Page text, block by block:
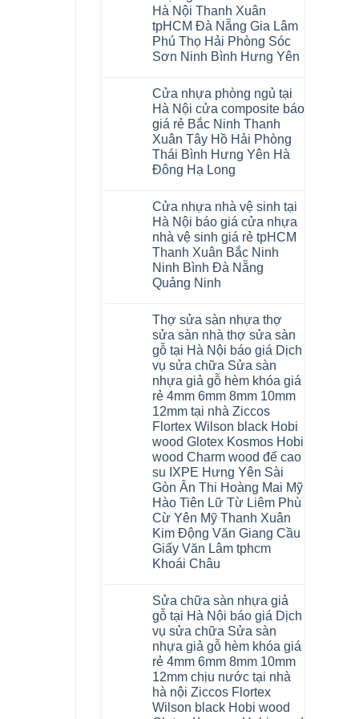
Thanh
Hóa
Quỳnh
Phụ
Phú
Thọ
Tuyên
Quang
Việt
Nam
khóa
4mm
6mm
đế
cao
su
và
cửa
nhựa
composite
giả
vân
không
gian
sang
trọng
Hà Nội Thanh Xuân
tpHCM Đà Nẵng Gia Lâm
Phú Thọ Hải Phòng Sóc
Sơn Ninh Bình Hưng Yên
bình
luận
ở
Sàn
nhựa
Glotex
4mm
giá
bao
nhựa
giả
gỗ
Glotex
có
tốt
không
sàn
nhựa
nước
nào
Hà
Nội
Thanh
Xuân
tpHCM
Đà
Nẵng
Gia
Lâm
Phú
Thọ
Hải
Phòng
Sóc
Sơn
Ninh
Bình
Hưng
Yên
Cửa nhựa phòng ngủ tại
Hà Nội cửa composite báo
giá rẻ Bắc Ninh Thanh
Xuân Tây Hồ Hải Phòng
Thái Bình Hưng Yên Hà
Đông Hạ Long
bình
luận
ở
Cửa
nhựa
phòng
ngủ
tại
Hà
composite
báo
giá
rẻ
Bắc
Ninh
Thanh
Xuân
Tây
Hồ
Hải
Thái
Bình
Hưng
Yên
Hà
Đông
Hạ
Long
Cửa nhựa nhà vệ sinh tại
Hà Nội báo giá cửa nhựa
nhà vệ sinh giá rẻ tpHCM
Thanh Xuân Bắc Ninh
Ninh Bình Đà Nẵng
Quảng Ninh
bình
luận
ở
Cửa
nhựa
nhà
vệ
sinh
tại
Hà
Nội
báo
giá
cửa
nhựa
nhà
vệ
sinh
giá
rẻ
tpHCM
Thanh
Xuân
Bắc
Ninh
Đà
Nẵng
Quảng
Ninh
Thợ sửa sàn nhựa thợ
sửa sàn nhà thợ sửa sàn
gỗ tại Hà Nội báo giá Dịch
vụ sửa chữa Sửa sàn
nhựa giả gỗ hèm khóa giá
rẻ 4mm 6mm 8mm 10mm
12mm tại nhà Ziccos
Flortex Wilson black Hobi
wood Glotex Kosmos Hobi
wood Charm wood đế cao
su IXPE Hưng Yên Sài
Gòn Ân Thi Hoàng Mai Mỹ
Hào Tiên Lữ Từ Liêm Phù
Cừ Yên Mỹ Thanh Xuân
Kim Động Văn Giang Cầu
Giấy Văn Lâm tphcm
Khoái Châu
bình
luận
ở
Thợ
sửa
sàn
nhựa
thợ
sửa
sàn
nhà
thợ
Sửa chữa sàn nhựa giả
gỗ tại Hà Nội báo giá Dịch
vụ sửa chữa Sửa sàn
nhựa giả gỗ hèm khóa giá
rẻ 4mm 6mm 8mm 10mm
12mm chịu nước tại nhà
hà nội Ziccos Flortex
Wilson black Hobi wood